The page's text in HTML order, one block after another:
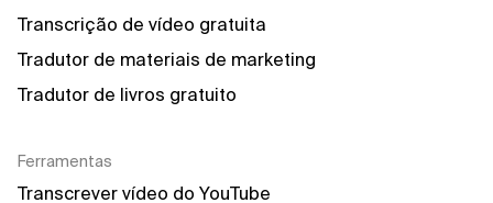
Transcrição de vídeo gratuita
Tradutor de materiais de marketing
Tradutor de livros gratuito
Ferramentas
Transcrever vídeo do YouTube